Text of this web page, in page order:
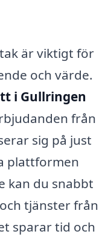
är viktigt för
och värde.
i Gullringen
från
sig på just
plattformen
kan du snabbt
tjänster från
sparar tid och